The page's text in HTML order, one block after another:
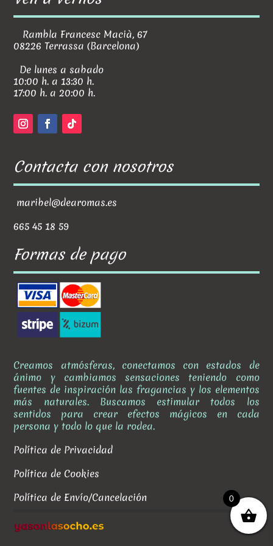
✕
Rambla Francesc Macià, 67
08226 Terrassa (Barcelona)
De lunes a sabado
10:00 h. a 13:30 h.
17:00 h. a 20:00 h.
Contacta con nosotros
maribel@dearomas.es
665 45 18 59
Formas de pago
Creamos atmósferas, conectamos con estados de
ánimo y cambiamos sensaciones teniendo como
fuentes de inspiración las fragancias y los elementos
más naturales. Buscamos estimular todos los
sentidos para crear efectos mágicos en cada
persona y todo lo que la rodea.
Política de Privacidad
Política de Cookies
Política de Envío/Cancelación
0